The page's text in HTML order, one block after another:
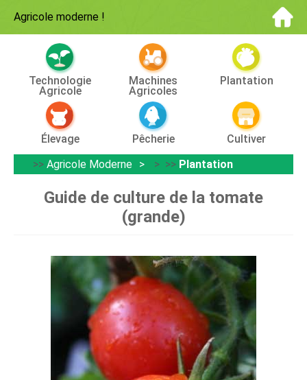
Agricole moderne !
Technologie
Agricole
Machines
Agricoles
Plantation
Élevage Pêcherie
Cultiver
>> Agricole Moderne > >> Plantation
Guide de culture de la tomate
(grande)